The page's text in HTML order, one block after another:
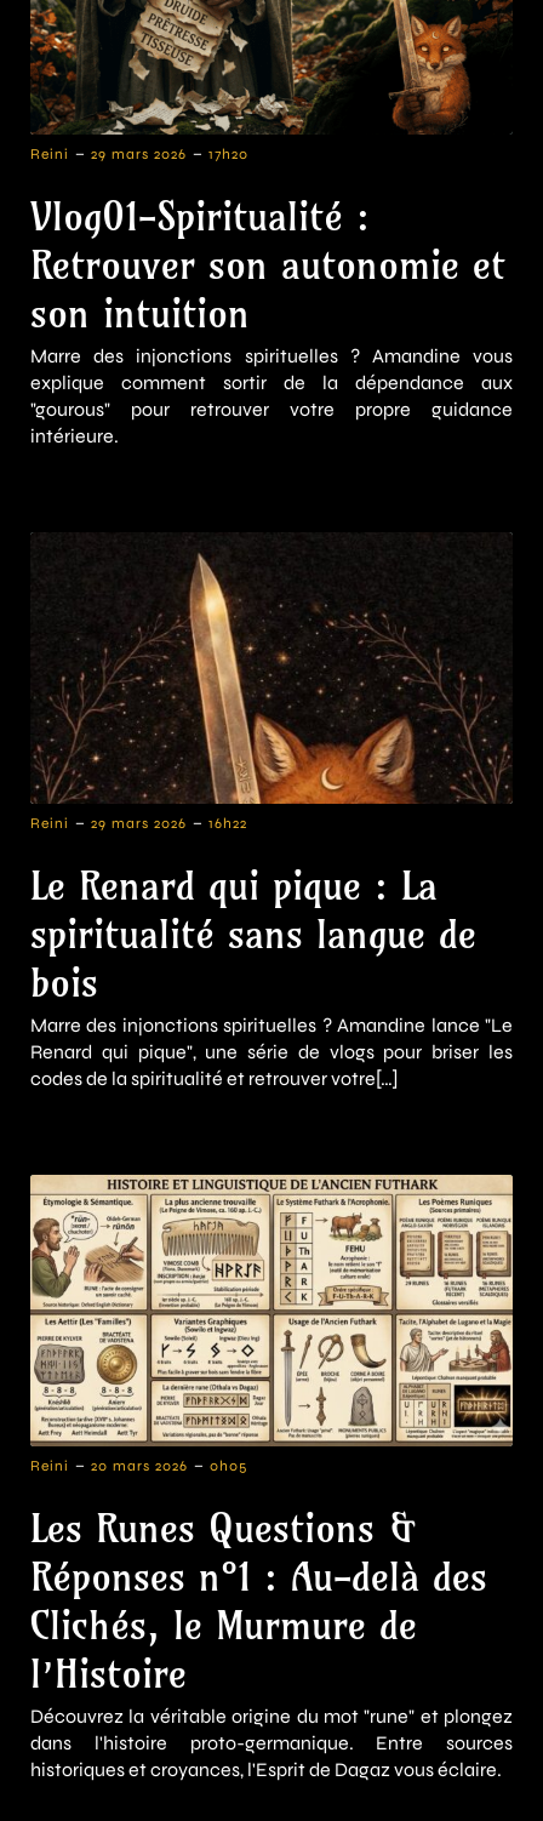
Reini - 29 mars 2026 - 17h20
Vlog01-Spiritualité :
Retrouver son autonomie et
son intuition
Marre des injonctions spirituelles ? Amandine vous
explique comment sortir de la dépendance aux
"gourous" pour retrouver votre propre guidance
intérieure.
Reini - 29 mars 2026 - 16h22
Le Renard qui pique : La
spiritualité sans langue de
bois
Marre des injonctions spirituelles ? Amandine lance "Le
Renard qui pique", une série de vlogs pour briser les
codes de la spiritualité et retrouver votre[…]
Reini - 20 mars 2026 - 0h05
Les Runes Questions &
Réponses n°1 : Au-delà des
Clichés, le Murmure de
l’Histoire
Découvrez la véritable origine du mot "rune" et plongez
dans l'histoire proto-germanique. Entre sources
historiques et croyances, l'Esprit de Dagaz vous éclaire.